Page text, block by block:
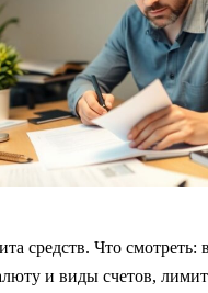
средств. Что смотреть:
и виды счетов,